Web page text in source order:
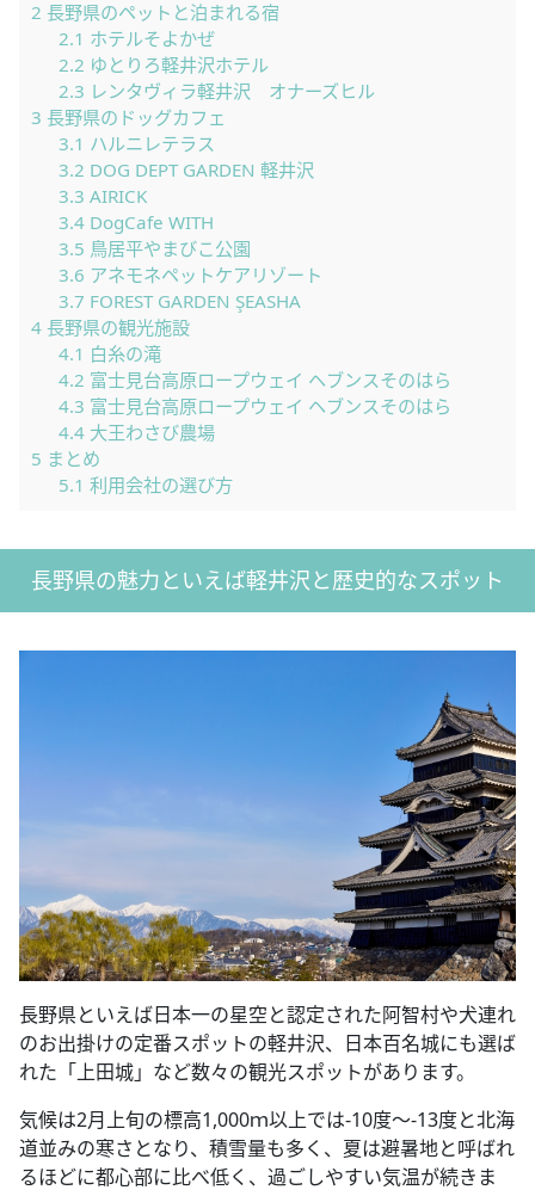
2 長野県のペットと泊まれる宿
2.1 ホテルそよかぜ
2.2 ゆとりろ軽井沢ホテル
2.3 レンタヴィラ軽井沢 オナーズヒル
3 長野県のドッグカフェ
3.1 ハルニレテラス
3.2 DOG DEPT GARDEN 軽井沢
3.3 AIRICK
3.4DogCafe WITH
3.5 鳥居平やまびこ公園
3.6 アネモネペットケアリゾート
3.7 FOREST GARDEN ŞEASHA
4 長野県の観光施設
4.1 白糸の滝
4.2 富士見台高原ロープウェイ ヘブンスそのはら
4.3 富士見台高原ロープウェイ ヘブンスそのはら
4.4大王わさび農場
5 まとめ
5.1 利用会社の選び方
長野県の魅力といえば軽井沢と歴史的なスポット
長野県といえば日本一の星空と認定された阿智村や犬連れ
のお出掛けの定番スポットの軽井沢、日本百名城にも選ば
れた「上田城」など数々の観光スポットがあります。
気候は2月上旬の標高1,000ｍ以上では-10度～-13度と北海
道並みの寒さとなり、積雪量も多く、夏は避暑地と呼ばれ
るほどに都心部に比べ低く、過ごしやすい気温が続きま